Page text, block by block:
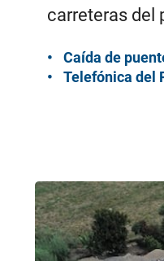
carreteras del
Caída de
Telefónica del